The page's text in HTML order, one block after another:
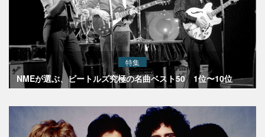
特集
NMEが選ぶ、ビートルズ究極の名曲ベスト50 1位〜10位